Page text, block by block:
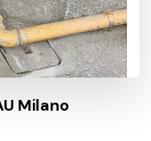
Milano